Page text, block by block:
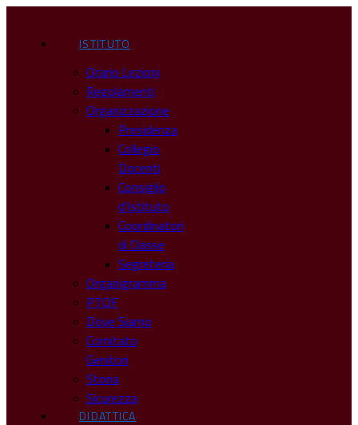
ISTITUTO
Orario Lezioni
Regolamenti
Organizzazione
Presidenza
Collegio
Docenti
Consiglio
d’Istituto
Coordinatori
di Classe
Segreteria
Organigramma
PTOF
Dove Siamo
Comitato
Genitori
Storia
Sicurezza
DIDATTICA